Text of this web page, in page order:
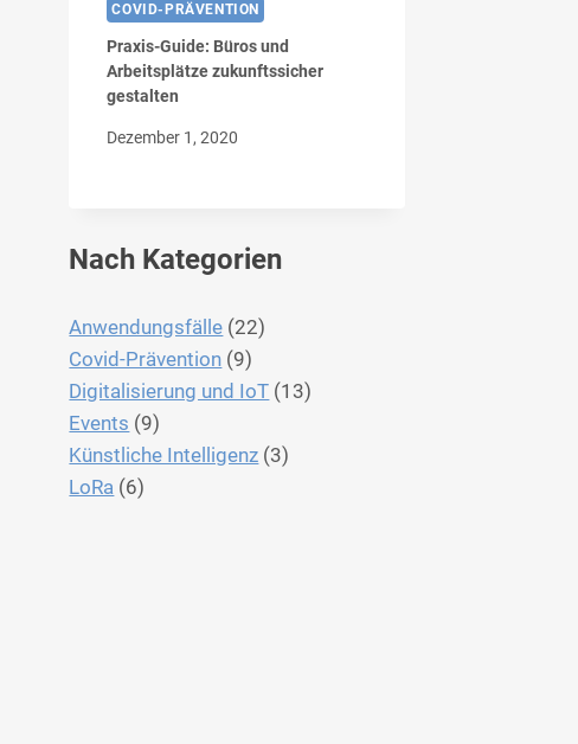
COVID-PRÄVENTION
Praxis-Guide: Büros und
Arbeitsplätze zukunftssicher
gestalten
Dezember 1, 2020
Nach Kategorien
Anwendungsfälle (22)
Covid-Prävention (9)
Digitalisierung und IoT (13)
Events (9)
Künstliche Intelligenz (3)
LoRa (6)